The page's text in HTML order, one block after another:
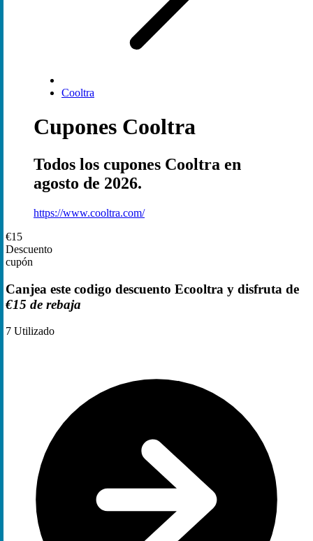
Cooltra
Cupones Cooltra
Todos los cupones Cooltra en
agosto de 2026.
https://www.cooltra.com/
€15
Descuento
cupón
Canjea este codigo descuento Ecooltra y disfruta de
€15 de rebaja
7 Utilizado